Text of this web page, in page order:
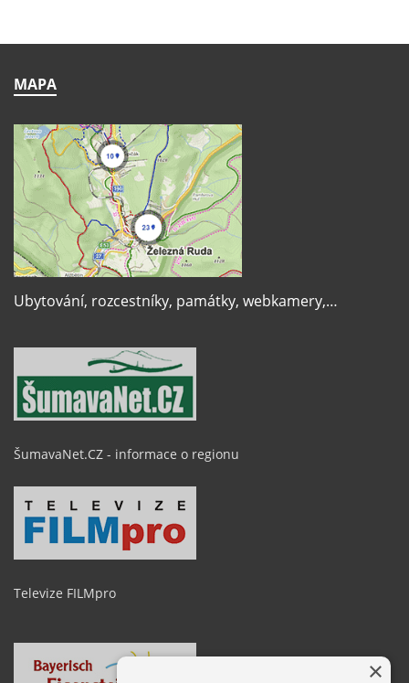
MAPA
Ubytování, rozcestníky, památky, webkamery,…
ŠumavaNet.CZ - informace o regionu
Televize FILMpro
×